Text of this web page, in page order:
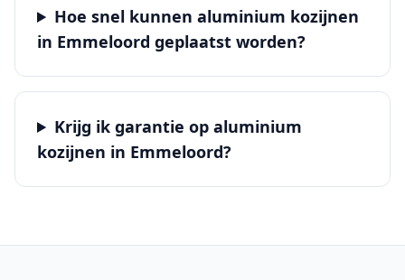
Hoe snel kunnen aluminium kozijnen
in Emmeloord geplaatst worden?
Krijg ik garantie op aluminium
kozijnen in Emmeloord?